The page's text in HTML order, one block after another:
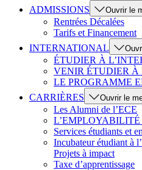
ADMISSIONS
Ouvrir le
Rentrées Décalées
Tarifs et Financement
INTERNATIONAL
ÉTUDIER À
VENIR ÉTUDIER À
LE PROGRAMME
CARRIÈRES
Ouvrir le
Les Alumni de l’ECE
L’EMPLOYABILITÉ
Services étudiants et
Incubateur étudiant à
Projets à impact
Taxe d’apprentissage